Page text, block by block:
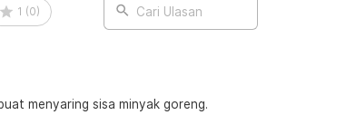
1 (0) Cari Ulasan
menyaring sisa minyak goreng.